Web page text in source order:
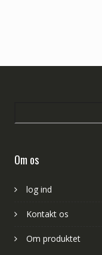
Om os
log ind
Kontakt os
Om produktet